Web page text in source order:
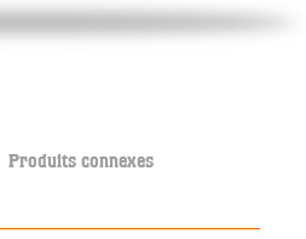
Produits connexes